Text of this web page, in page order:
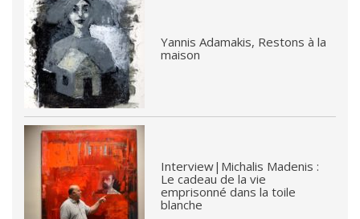
Yannis Adamakis, Restons à la
maison
Interview|Michalis Madenis :
Le cadeau de la vie
emprisonné dans la toile
blanche